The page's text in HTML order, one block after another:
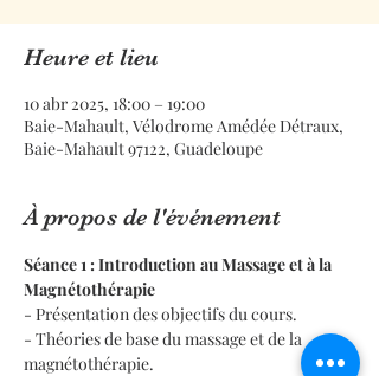
Heure et lieu
10 abr 2025, 18:00 – 19:00
Baie-Mahault, Vélodrome Amédée Détraux,
Baie-Mahault 97122, Guadeloupe
À propos de l'événement
Séance 1 : Introduction au Massage et à la
Magnétothérapie
- Présentation des objectifs du cours.
- Théories de base du massage et de la
magnétothérapie.